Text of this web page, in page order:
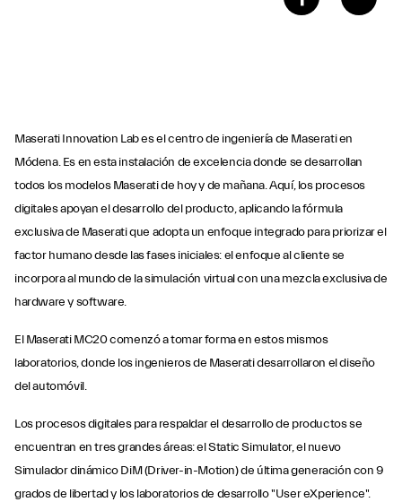
Maserati Innovation Lab es el centro de ingeniería de Maserati en
Módena. Es en esta instalación de excelencia donde se desarrollan
todos los modelos Maserati de hoy y de mañana. Aquí, los procesos
digitales apoyan el desarrollo del producto, aplicando la fórmula
exclusiva de Maserati que adopta un enfoque integrado para priorizar el
factor humano desde las fases iniciales: el enfoque al cliente se
incorpora al mundo de la simulación virtual con una mezcla exclusiva de
hardware y software.
El Maserati MC20 comenzó a tomar forma en estos mismos
laboratorios, donde los ingenieros de Maserati desarrollaron el diseño
del automóvil.
Los procesos digitales para respaldar el desarrollo de productos se
encuentran en tres grandes áreas: el Static Simulator, el nuevo
Simulador dinámico DiM (Driver-in-Motion) de última generación con 9
grados de libertad y los laboratorios de desarrollo "User eXperience".